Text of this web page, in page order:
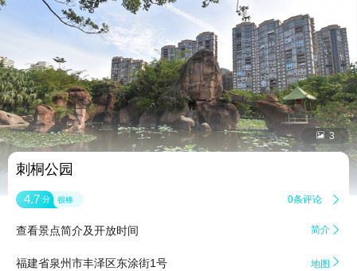
 3
刺桐公园
4.7 分 很棒 0条评论 
查看景点简介及开放时间 简介 
福建省泉州市丰泽区东涂街1号 地图 